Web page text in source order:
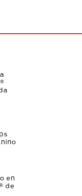
en
de